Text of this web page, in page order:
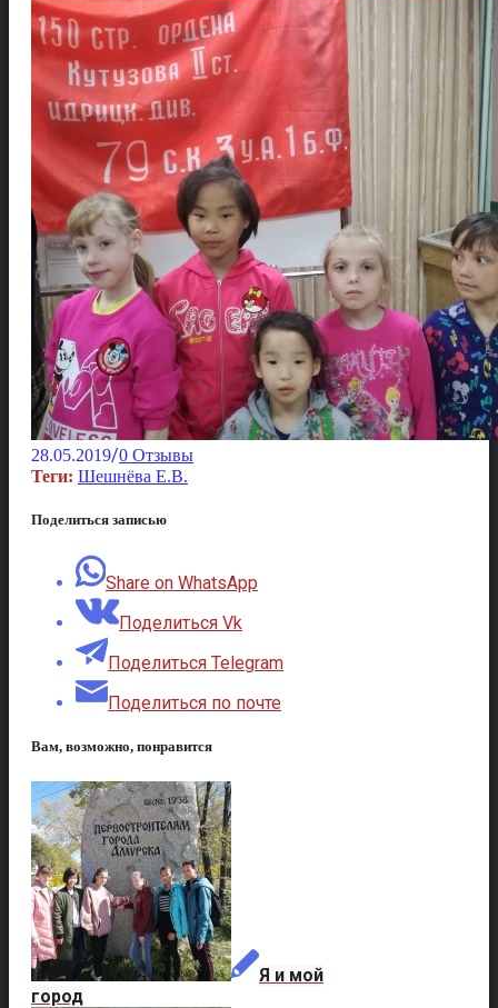
28.05.2019/0 Отзывы
Теги: Шешнёва Е.В.
Поделиться записью
Share on WhatsApp
Поделиться Vk
Поделиться Telegram
Поделиться по почте
Вам, возможно, понравится
Я и мой
город